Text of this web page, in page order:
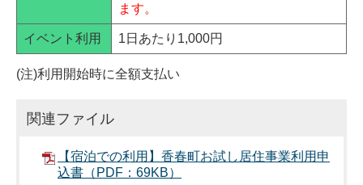
ます。
イベント利用 1日あたり1,000円
(注)利用開始時に全額支払い
関連ファイル
【宿泊での利用】香春町お試し居住事業利用申
込書（PDF：69KB）